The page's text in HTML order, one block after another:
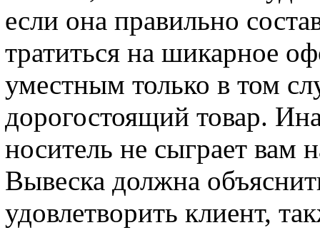
если она правильно
тратиться на шикарное
уместным только в том
дорогостоящий товар.
носитель не сыграет вам
Вывеска должна
удовлетворить клиент,